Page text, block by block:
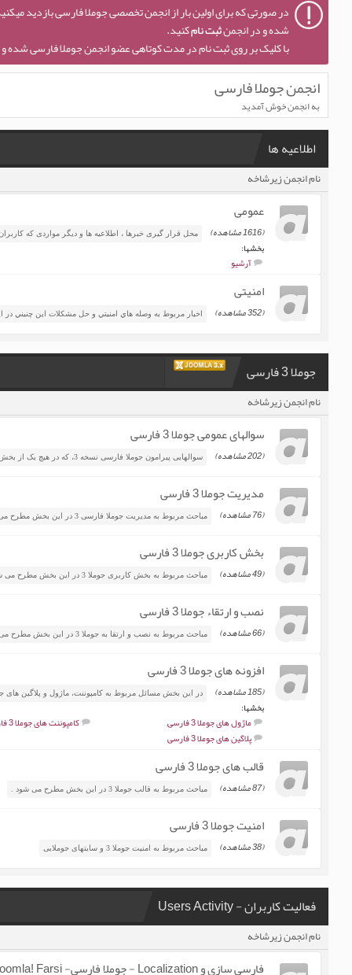
در صورتی که برای اولین بار از انجمن تخصصی جوملا فارسی بازدید
شده و در انجمنثبت نامکنید.
با کلیک بر روی ثبت نام در مدت کوتاهی عضو انجمن جوملا فارسی شده
انجمن جوملا فارسی
به انجمن خوش آمدید
اطلاعیه ها
نام انجمن زیرشاخه
عمومی
(1616 مشاهده) محل قرار گیری خبرها ، اطلاعيه ها و دیگر مواردی که کاربران
بخشها:
آرشیو
امنیتی
(352 مشاهده) اخبار مربوط به وصله هاي امنيتي و حل مشكلات اين چنيني
جوملا 3 فارسی
نام انجمن زیرشاخه
سوالهای عمومی جوملا 3 فارسی
(202 مشاهده) سوالهایی پیرامون جوملا فارسی نسخه 3، که در هیچ یک از بخش های دیگر نمی گنجد.
مدیریت جوملا 3 فارسی
(76 مشاهده) مباحث مربوط به مدیریت جوملا فارسی 3 در این بخش مطرح می شوند.
بخش کاربری جوملا 3 فارسی
(49 مشاهده) مباحث مربوط به بخش کاربری جوملا 3 در این بخش مطرح می شوند.
نصب و ارتقاء جوملا 3 فارسی
(66 مشاهده) مباحث مربوط به نصب و ارتقا به جوملا 3 در این بخش مطرح می شوند.
افزونه های جوملا 3 فارسی
(185 مشاهده) در این بخش مسائل مربوط به کامپوننت، ماژول و پلاگین های جوملا 3 مطرح
بخشها:
ماژول های جوملا 3 فارسی ,
کامپوننت های جوملا 3 فارسی
پلاگین های جوملا 3 فارسی
قالب های جوملا 3 فارسی
(87 مشاهده) مباحث مربوط به قالب جوملا 3 در این بخش مطرح می شود .
امنیت جوملا 3 فارسی
(38 مشاهده) مباحث مربوط به امنیت جوملا 3 و سایتهای جوملایی
فعالیت کاربران - Users Activity
نام انجمن زیرشاخه
فارسی سازی و Localization - جوملا فارسی- Joomla! Farsi